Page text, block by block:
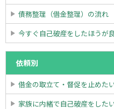
債務整理（借金整理）の流れ
今すぐ自己破産をしたほうが
依頼別
借金の取立て・督促を止めた
家族に内緒で自己破産をした